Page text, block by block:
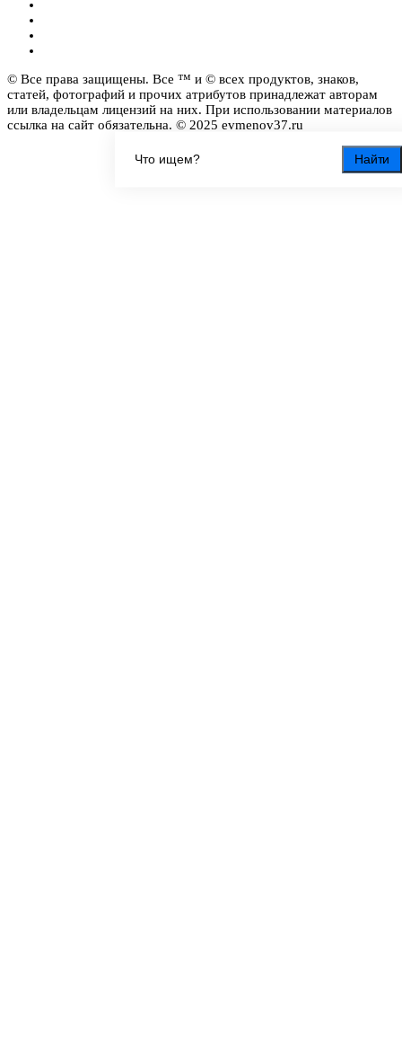
Найти
© Все права защищены. Все ™ и © всех продуктов, знаков,
статей, фотографий и прочих атрибутов принадлежат авторам
или владельцам лицензий на них. При использовании материалов
ссылка на сайт обязательна. © 2025 evmenov37.ru